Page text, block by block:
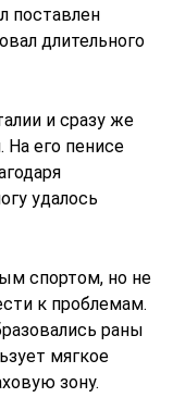
поставлен
длительного
и сразу же
На его пенисе
удалось
спортом, но не
к проблемам.
раны
мягкое
зону.